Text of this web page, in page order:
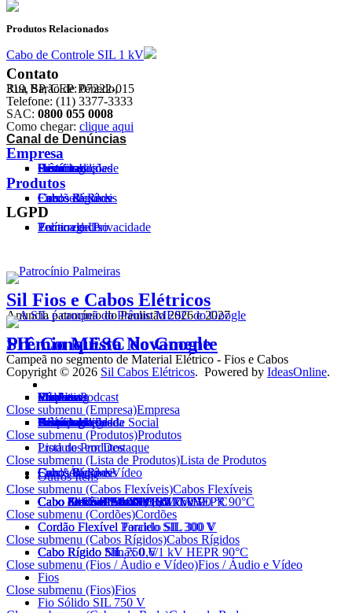
Produtos Relacionados
Cabo de Controle SIL 1 kV
Contato
Rua Barão de Penedo,
319, SP, CEP: 07222-015
Telefone: (11) 3377-3333
SAC: 0800 055 0008
Como chegar: clique aqui
Canal de Denúncias
Empresa
Histórico
Certificados
Homologações
Prêmios
Sustentabilidade
Produtos
Cabos Flexíveis
Cordões
Cabos Rígidos
Fios
Cabos de Rede
LGPD
Política de Privacidade
Termo de Uso
Encarregado
Sil Fios e Cabos Elétricos
Anuncia patrocínio do Paulistão 2026 e 2027
SIL Conquista Novamente
Prêmio MESC do Google
Campeã no segmento de Material Elétrico - Fios e Cabos
Copyright © 2026 Sil Cabos Elétricos. Powered by IdeasOnline.
Empresa
Produtos
Vendas
Marketing
Vídeo e Podcast
SIL News
Eletricista
Contato
Close submenu (Empresa)Empresa
Histórico
Tecnologia
Certificados
Homologações
Política Integrada
Prêmios
Responsabilidade Social
Sustentabilidade
Alianças
Close submenu (Produtos)Produtos
Lista de Produtos
Produtos em Destaque
Close submenu (Lista de Produtos)Lista de Produtos
Cabos Flexíveis
Cordões
Cabos Rígidos
Fios / Áudio e Vídeo
Cabos de Rede
Outros Itens
Close submenu (Cabos Flexíveis)Cabos Flexíveis
Cabo FlexSil 750 V
Cabo Flexível AtoxSil
Cabo Flexível AtoxSil 0,6/1 kV 90 °C
Cabo AtoxSil Solar 1,8 kV C.C.
Cabo Flexível Silnax 0,6/1 kV HEPR 90°C
Cabo Silflex PP 500 V
Cabo Solda SIL 100 V
Cabo de Controle SIL 1 kV
Cabo de Controle BFC SIL 1 kV
Cabo Flexível AtoxSil Eco 750 V
Close submenu (Cordões)Cordões
Cordão Flexível Paralelo SIL 300 V
Cordão Flexível Torcido SIL 300 V
Close submenu (Cabos Rígidos)Cabos Rígidos
Cabo Rígido SIL 750 V
Cabo Rígido Silnax 0,6/1 kV HEPR 90°C
Cabo Rígido Nú
Close submenu (Fios / Áudio e Vídeo)Fios / Áudio e Vídeo
Fios
Close submenu (Fios)Fios
Fio Sólido SIL 750 V